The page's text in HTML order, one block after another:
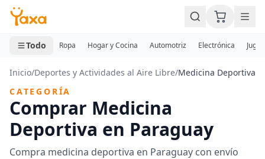
MINI CARRITO
0 productos
Todo Ropa Hogar y Cocina Automotriz Electrónica
Inicio/Deportes y Actividades al Aire Libre/Medicina Deportiva
CATEGORÍA
Comprar Medicina
Deportiva en Paraguay
Compra medicina deportiva en Paraguay con envío